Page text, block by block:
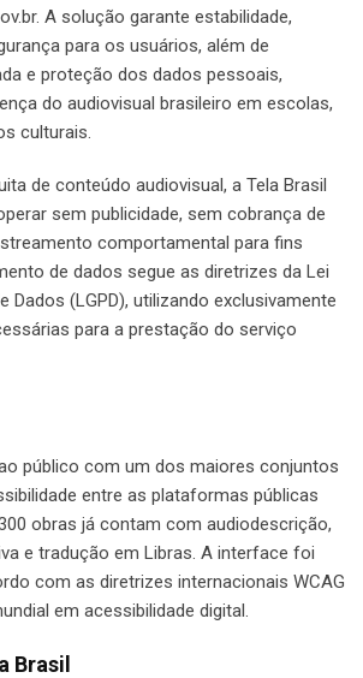
A solução garante estabilidade,
para os usuários, além de
e proteção dos dados pessoais,
do audiovisual brasileiro em escolas,
culturais.
de conteúdo audiovisual, a Tela Brasil
sem publicidade, sem cobrança de
comportamental para fins
de dados segue as diretrizes da Lei
Dados (LGPD), utilizando exclusivamente
para a prestação do serviço
público com um dos maiores conjuntos
entre as plataformas públicas
obras já contam com audiodescrição,
e tradução em Libras. A interface foi
com as diretrizes internacionais WCAG
em acessibilidade digital.
Brasil